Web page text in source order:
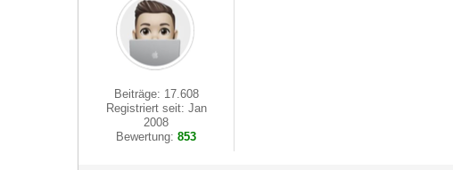
Beiträge: 17.608
Registriert seit: Jan
2008
Bewertung:853